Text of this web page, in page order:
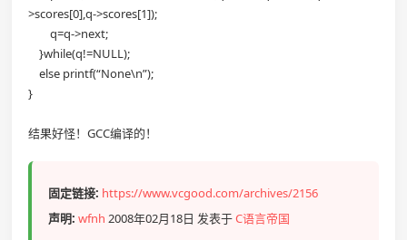
>scores[0],q->scores[1]);
q=q->next;
}while(q!=NULL);
else printf(“None\n”);
}
结果好怪！GCC编译的！
固定链接: https://www.vcgood.com/archives/2156
声明: wfnh 2008年02月18日 发表于C语言帝国